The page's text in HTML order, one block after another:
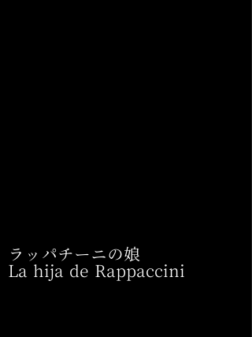
ラッパチーニの娘
La hija de Rappaccini